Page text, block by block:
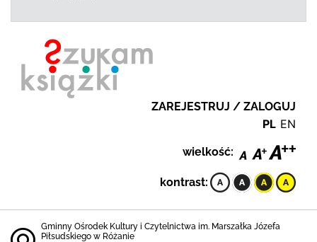
ZAREJESTRUJ / ZALOGUJ
PL EN
wielkość:
kontrast:
Gminny Ośrodek Kultury i Czytelnictwa im. Marszałka Józefa
Piłsudskiego w Różanie